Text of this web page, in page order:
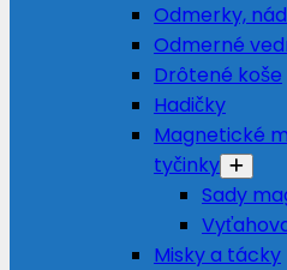
Odmerky,
Odmerné
Drôtené koše
Hadičky
Magnetické
tyčinky
Sady
Misky a tácky